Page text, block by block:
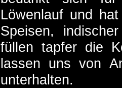
Löwenlauf und
Speisen,
füllen tapfer die
lassen uns von
unterhalten.